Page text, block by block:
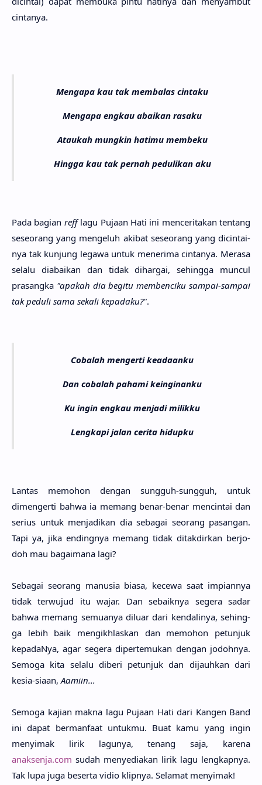
cinta­nya.
Mengapa kau tak membalas cintaku
Mengapa engkau abaikan rasaku
Ataukah mungkin hatimu membeku
Hingga kau tak pernah pedulikan aku
Pada bagi­an refflagu Puja­an Hati ini mencerita­kan ten­tang
seseo­rang yang menge­luh aki­bat seseo­rang yang dicintai­
nya tak kun­jung lega­wa untuk meneri­ma cinta­nya. Mera­sa
sela­lu diabai­kan dan tidak dihar­gai, sehing­ga mun­cul
prasang­ka "apa­kah dia begi­tu membenci­ku sam­pai-sam­pai
tak pedu­li sama seka­li kepada­ku?".
Cobalah mengerti keadaanku
Dan cobalah pahami keinginanku
Ku ingin engkau menjadi milikku
Lengkapi jalan cerita hidupku
Lan­tas memo­hon dengan sung­guh-sung­guh, untuk
dimenger­ti bahwa ia memang benar-benar mencin­tai dan
seri­us untuk menjadi­kan dia seba­gai seo­rang pasa­ngan.
Tapi ya, jika ending­nya memang tidak ditakdir­kan berjo­
doh mau bagaima­na lagi?
Seba­gai seo­rang manu­sia biasa, kece­wa saat impian­nya
tidak terwu­jud itu wajar. Dan sebaik­nya sege­ra sadar
bahwa memang semua­nya dilu­ar dari kendali­nya, sehing­
ga lebih baik mengikhlas­kan dan memo­hon petun­juk
kepada­Nya, agar sege­ra dipertemu­kan dengan jodoh­nya.
Semo­ga kita sela­lu dibe­ri petun­juk dan dijauh­kan dari
kesia-siaan, Aami­in...
Semo­ga kaji­an makna lagu Puja­an Hati dari Kangen Band
ini dapat bermanfa­at untuk­mu. Buat kamu yang ingin
menyi­mak lirik lagu­nya, tenang saja, kare­na
anaksenja.com sudah menyedia­kan lirik lagu lengkap­nya.
Tak lupa juga beser­ta vidio klip­nya. Sela­mat menyi­mak!